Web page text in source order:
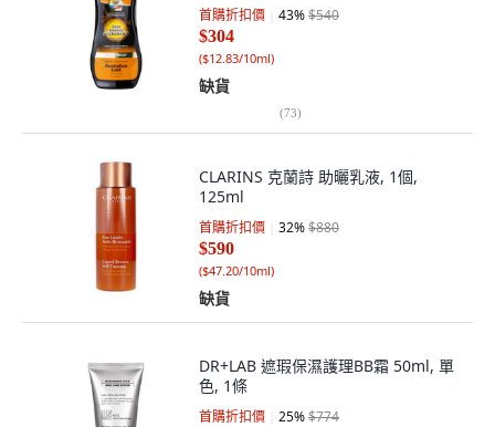
首購折扣價 43%$540
$304
($12.83/10ml)
缺貨
(73)
CLARINS 克蘭詩 助曬乳液, 1個,
125ml
首購折扣價 32%$880
$590
($47.20/10ml)
缺貨
DR+LAB 遮瑕保濕護理BB霜 50ml, 單
色, 1條
首購折扣價 25%$774